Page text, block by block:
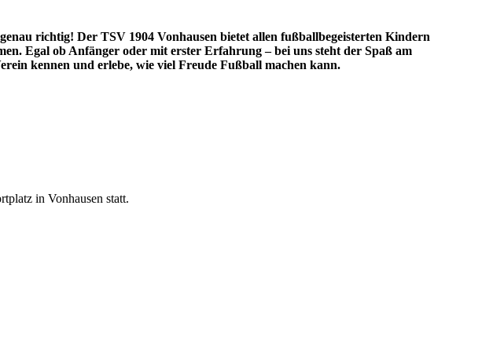
richtig! Der TSV 1904 Vonhausen bietet allen fußballbegeisterten Kindern
Egal ob Anfänger oder mit erster Erfahrung – bei uns steht der Spaß am
kennen und erlebe, wie viel Freude Fußball machen kann.
in Vonhausen statt.